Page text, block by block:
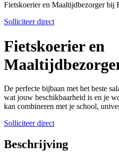
Fietskoerier en Maaltijdbezorger bij
Solliciteer direct
Fietskoerier en
De perfecte bijbaan met het beste
wat jouw beschikbaarheid is en je
kan combineren met je school,
Solliciteer direct
Beschrijving